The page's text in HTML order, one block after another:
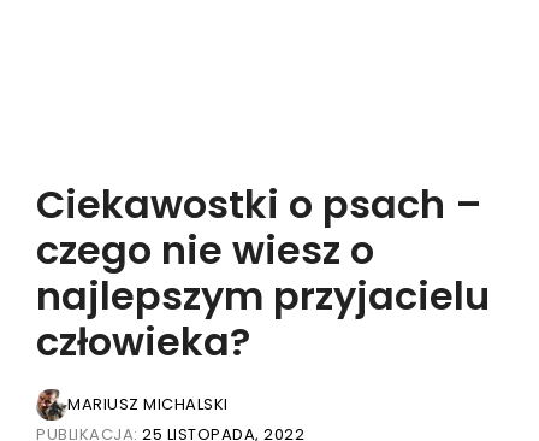
Ciekawostki o psach –
czego nie wiesz o
najlepszym przyjacielu
człowieka?
MARIUSZ MICHALSKI
PUBLIKACJA: 25 LISTOPADA, 2022